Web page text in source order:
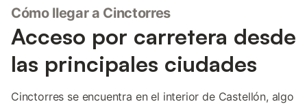
Cómo llegar a Cinctorres
Acceso por carretera desde
las principales ciudades
Cinctorres se encuentra en el interior de Castellón, algo